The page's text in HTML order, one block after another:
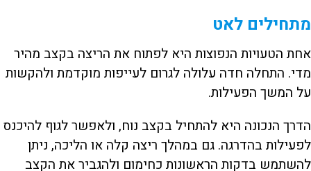
מתחילים לאט
אחת הטעויות הנפוצות היא לפתוח את הריצה בקצב מהיר
מדי. התחלה חדה עלולה לגרום לעייפות מוקדמת ולהקשות
על המשך הפעילות.
הדרך הנכונה היא להתחיל בקצב נוח, ולאפשר לגוף להיכנס
לפעילות בהדרגה. גם במהלך ריצה קלה או הליכה, ניתן
להשתמש בדקות הראשונות כחימום ולהגביר את הקצב